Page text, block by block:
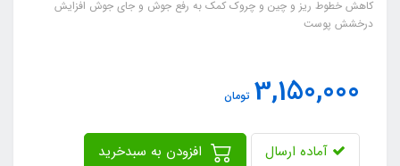
کاهش خطوط ریز و چین و چروک کمک به رفع جوش و جای جوش افزایش
درخشش پوست
3,150,000 تومان
آماده ارسال